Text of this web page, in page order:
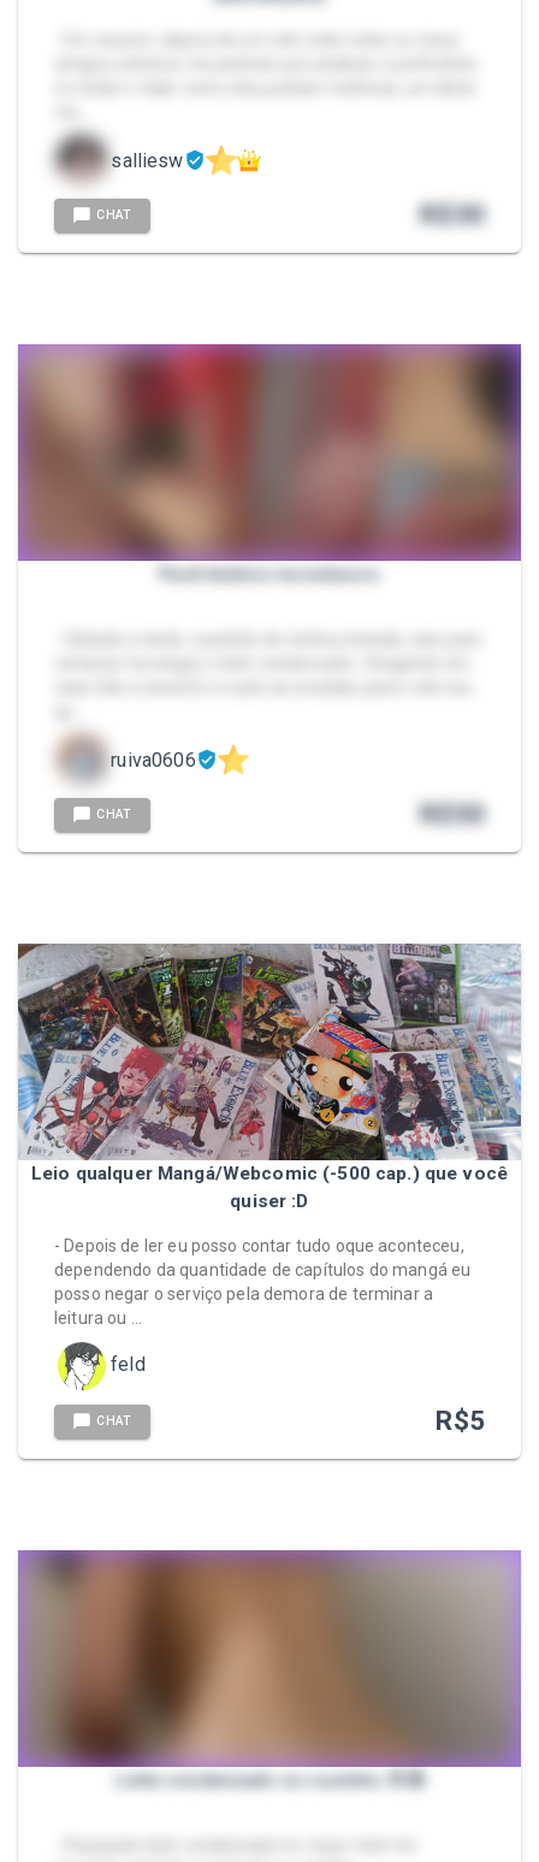
salliesw
CHAT R$30
Pack lésbico incestuoso
ruiva0606
CHAT R$50
Leio qualquer Mangá/Webcomic (-500 cap.) que você
quiser :D
- Depois de ler eu posso contar tudo oque aconteceu,
dependendo da quantidade de capítulos do mangá eu
posso negar o serviço pela demora de terminar a
leitura ou …
feld
CHAT R$5
Leite condensado no cuzinho 🥛🤤